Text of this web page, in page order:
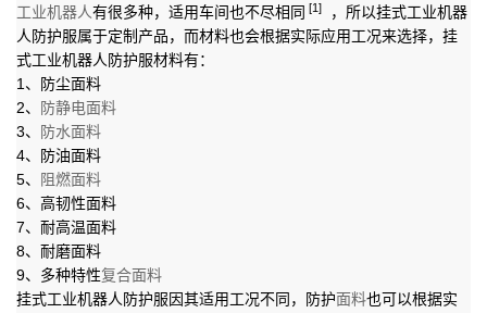
工业机器人有很多种，适用车间也不尽相同 [1]
，所以挂式工业机器
人防护服属于定制产品，而材料也会根据实际应用工况来选择，挂
式工业机器人防护服材料有：
1、防尘面料
2、
防静电面料
3、
防水面料
4、防油面料
5、
阻燃面料
6、高韧性面料
7、耐高温面料
8、耐磨面料
9、多种特性复合面料
挂式工业机器人防护服因其适用工况不同，防护面料也可以根据实